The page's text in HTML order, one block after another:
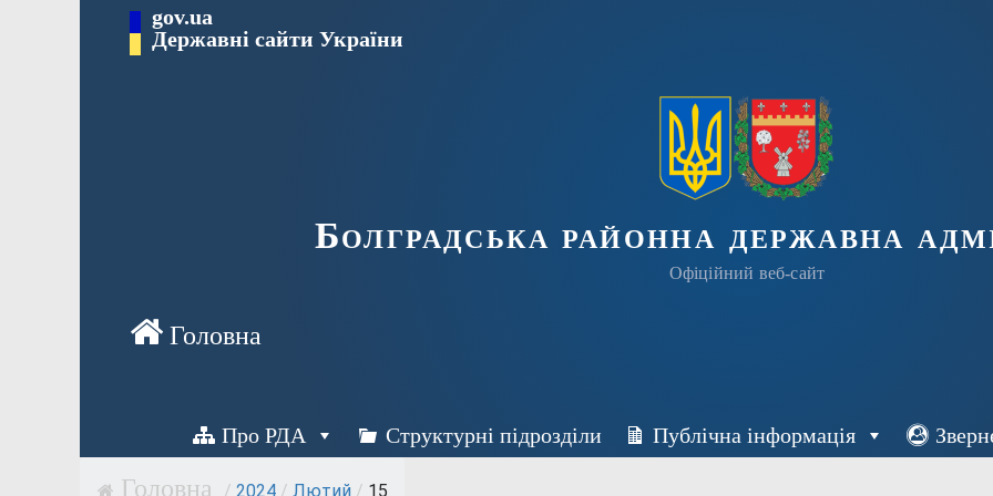
Перейти gov.ua
Державні сайти України
Болградська районна державна
Офіційний веб-сайт
Про РДА Структурні підрозділи Публічна інформація
/ 2024 / Лютий / 15